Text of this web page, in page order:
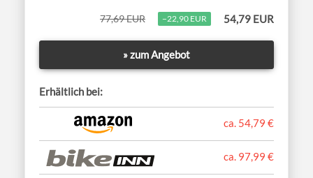
77,69 EUR −22,90 EUR 54,79 EUR
» zum Angebot
Erhältlich bei:
ca. 54,79 €
ca. 97,99 €